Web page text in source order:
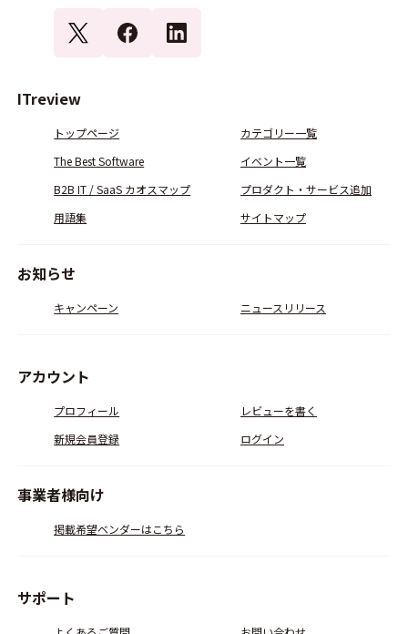
ITreview
トップページ
カテゴリー一覧
The Best Software
イベント一覧
B2B IT / SaaS カオスマップ
プロダクト・サービス追加
用語集
サイトマップ
お知らせ
キャンペーン ニュースリリース
アカウント
プロフィール
レビューを書く
新規会員登録
ログイン
事業者様向け
掲載希望ベンダーはこちら
サポート